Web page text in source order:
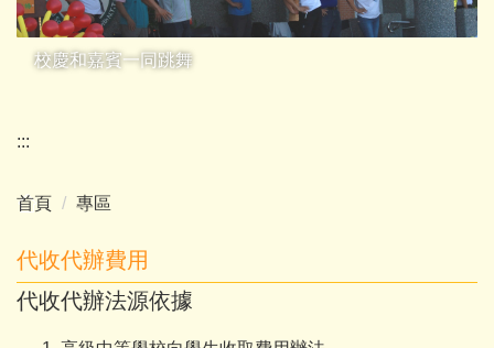
校慶和嘉賓一同跳舞
:::
首頁 專區
代收代辦費用
代收代辦法源依據